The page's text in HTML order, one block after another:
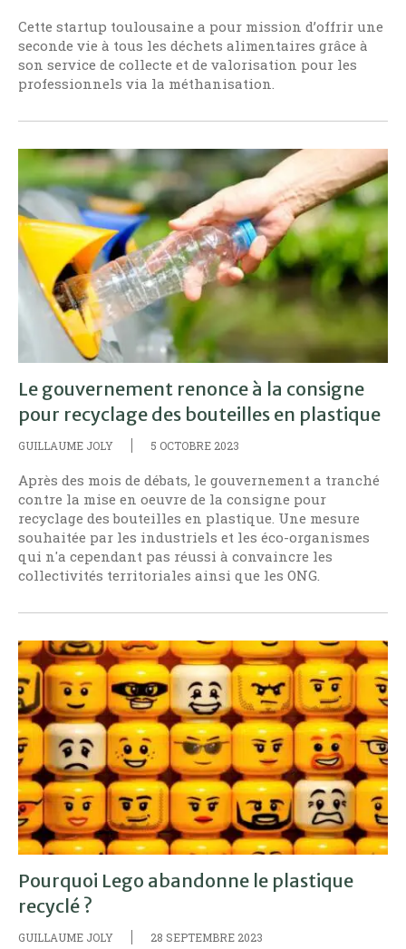
Cette startup toulousaine a pour mission d’offrir une
seconde vie à tous les déchets alimentaires grâce à
son service de collecte et de valorisation pour les
professionnels via la méthanisation.
Le gouvernement renonce à la consigne
pour recyclage des bouteilles en plastique
GUILLAUME JOLY 5 OCTOBRE 2023
Après des mois de débats, le gouvernement a tranché
contre la mise en oeuvre de la consigne pour
recyclage des bouteilles en plastique. Une mesure
souhaitée par les industriels et les éco-organismes
qui n'a cependant pas réussi à convaincre les
collectivités territoriales ainsi que les ONG.
Pourquoi Lego abandonne le plastique
recyclé ?
GUILLAUME JOLY 28 SEPTEMBRE 2023